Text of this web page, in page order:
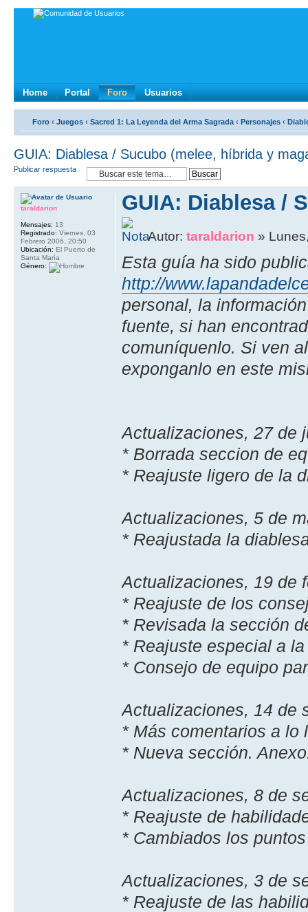
Home Portal Foro Usuarios
Foro ‹ Juegos ‹ Sacred 1: La Leyenda del Arma Sagrada ‹ Personajes ‹
GUIA: Diablesa / Sucubo (melee, hí­brida y
Publicar respuesta
GUIA: Diablesa /
Autor:taraldarion »
Esta guí­a ha sido
http://
personal, la
fuente, si han
comuníquenlo. Si ven
exponganlo en este
Actualizaciones, 27 de
* Borrada seccion de
* Reajuste ligero de la
Actualizaciones, 5 de
* Reajustada la
Actualizaciones, 19 de
* Reajuste de los
* Revisada la sección
* Reajuste especial a
* Consejo de equipo
Actualizaciones, 14 de
* Más comentarios a lo
* Nueva sección.
Actualizaciones, 8 de
* Reajuste de
* Cambiados los
Actualizaciones, 3 de
* Reajuste de las
taraldarion
Mensajes: 13
Registrado: Viernes, 03
Febrero 2006, 20:50
Ubicación: El Puerto de
Santa María
Género: